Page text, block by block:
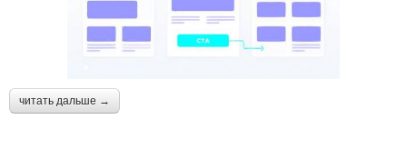
читать дальше →